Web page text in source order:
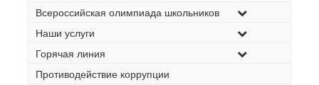
Всероссийская олимпиада школьников
Наши услуги
Горячая линия
Противодействие коррупции